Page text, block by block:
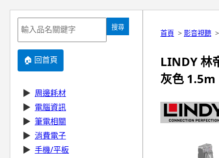
搜尋
🏠 回首頁
▶ 周邊耗材
▶ 電腦資訊
▶ 筆電相關
▶ 消費電子
▶ 手機/平板
首頁 > 影音視聽
LINDY 林
灰色